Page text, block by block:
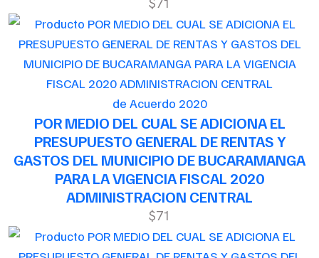
de Acuerdo 2020
POR MEDIO DEL CUAL SE ADICIONA EL
PRESUPUESTO GENERAL DE RENTAS Y
GASTOS DEL MUNICIPIO DE BUCARAMANGA
PARA LA VIGENCIA FISCAL 2020
ADMINISTRACION CENTRAL
$71